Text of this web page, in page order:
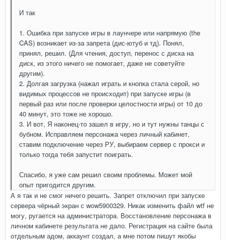
И так
1. Ошибка при запуске игры в лаунчере или напрямую (the
CAS) возникает из-за запрета (дис-ютуб и тд). Понял,
принял, решил. (Для чтения, доступ, перенос с диска на
диск, из этого ничего не помогает, даже не советуйте
другим).
2. Долгая загрузка (нажал играть и кнопка стала серой, но
видимых процессов не происходит) при запуске игры (в
первый раз или после проверки целостности игры) от 10 до
40 минут, это тоже не хорошо.
3. И вот, Я наконец-то зашел в игру, но и тут нужны танцы с
бубном. Исправляем персонажа через личный кабинет,
ставим подключение через РУ, выбираем сервер с прокси и
только тогда тебя запустит поиграть.
Спасибо, я уже сам решил своим проблемы. Может мой
опыт пригодится другим.
А я так и не смог ничего решить. Запрет отключил при запуске
сервера чёрный экран с wow5900329. Никак изменить файл wtf не
могу, ругается на администратора. Восстановление персонажа в
личном кабинете результата не дало. Регистрация на сайте была
отдельным адом, аккаунт создал, а мне потом пишут якобы